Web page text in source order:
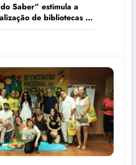
Saber” estimula a
de bibliotecas no